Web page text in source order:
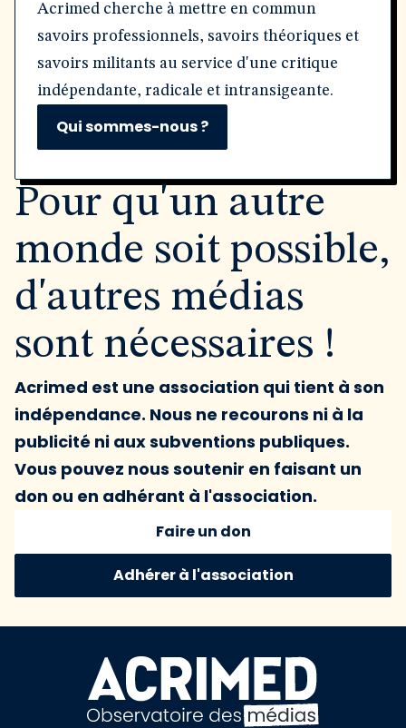
Acrimed cherche à mettre en commun
savoirs professionnels, savoirs théoriques et
savoirs militants au service d'une critique
indépendante, radicale et intransigeante.
Qui sommes-nous ?
Pour qu'un autre
monde soit possible,
d'autres médias
sont nécessaires !
Acrimed est une association qui tient à son
indépendance. Nous ne recourons ni à la
publicité ni aux subventions publiques.
Vous pouvez nous soutenir en faisant un
don ou en adhérant à l'association.
Faire un don
Adhérer à l'association